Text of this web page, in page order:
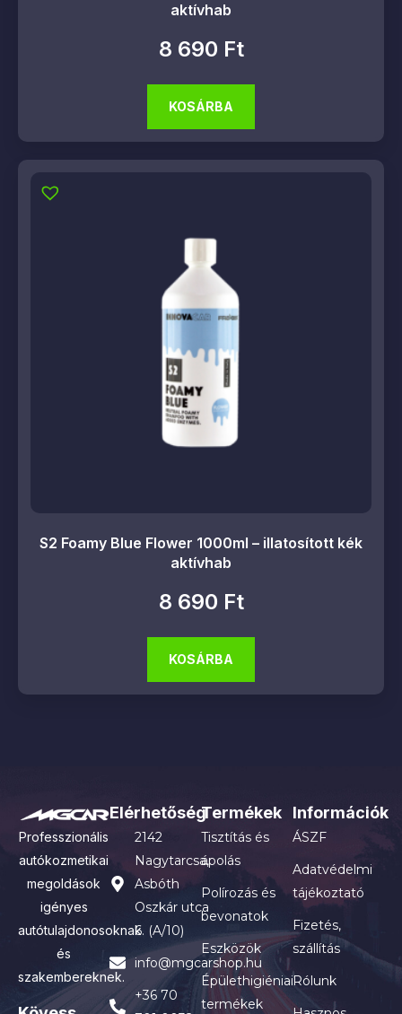
aktívhab
8 690 Ft
KOSÁRBA
S2 Foamy Blue Flower 1000ml – illatosított kék
aktívhab
8 690 Ft
KOSÁRBA
Professzionális
autókozmetikai
megoldások
igényes
autótulajdonosoknak
és
szakembereknek.
Elérhetőség
2142
Nagytarcsa,
Asbóth
Oszkár utca
6. (A/10)
info@mgcarshop.hu
+36 70
Termékek
Tisztítás és
ápolás
Polírozás és
bevonatok
Eszközök
Épülethigiéniai
termékek
Információk
ÁSZF
Adatvédelmi
tájékoztató
Fizetés,
szállítás
Rólunk